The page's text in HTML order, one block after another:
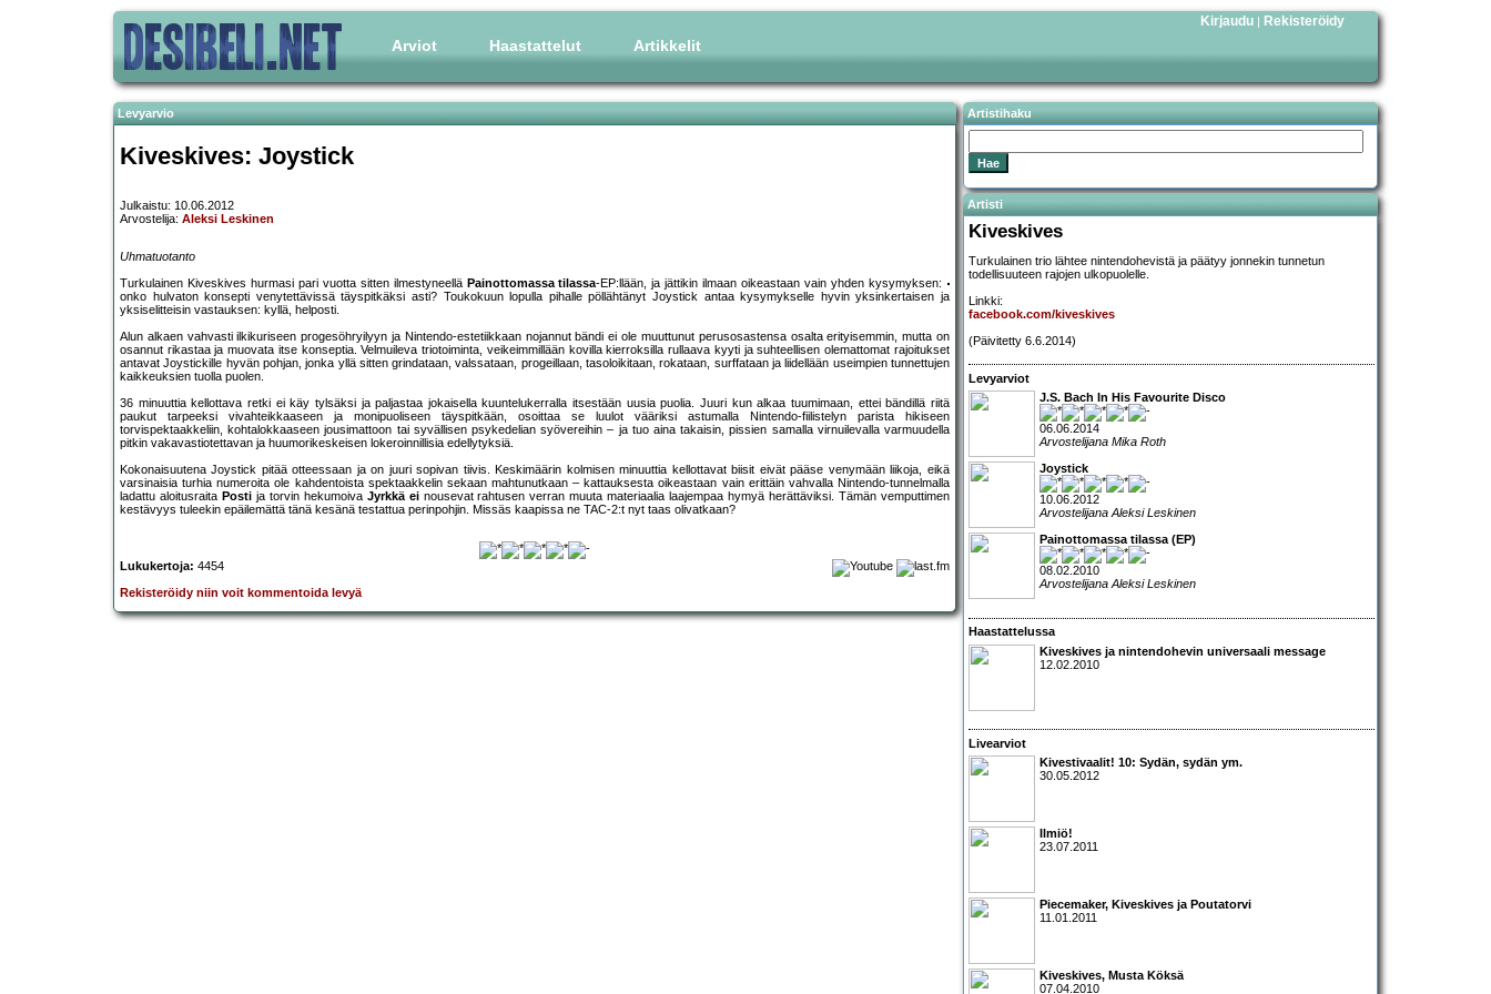
Arviot Haastattelut Artikkelit
Kirjaudu | Rekisteröidy
Levyarvio
Kiveskives: Joystick
Julkaistu: 10.06.2012
Arvostelija: Aleksi Leskinen
Uhmatuotanto
Turkulainen Kiveskives hurmasi pari vuotta sitten ilmestyneellä Painottomassa tilassa-EP:llään, ja jättikin ilmaan oikeastaan vain yhden kysymyksen:
onko hulvaton konsepti venytettävissä täyspitkäksi asti? Toukokuun lopulla pihalle pöllähtänyt Joystick antaa kysymykselle hyvin yksinkertaisen ja
yksiselitteisin vastauksen: kyllä, helposti.
Alun alkaen vahvasti ilkikuriseen progesöhryilyyn ja Nintendo-estetiikkaan nojannut bändi ei ole muuttunut perusosastensa osalta erityisemmin, mutta on
osannut rikastaa ja muovata itse konseptia. Velmuileva triotoiminta, veikeimmillään kovilla kierroksilla rullaava kyyti ja suhteellisen olemattomat rajoitukset
antavat Joystickille hyvän pohjan, jonka yllä sitten grindataan, valssataan, progeillaan, tasoloikitaan, rokataan, surffataan ja liidellään useimpien tunnettujen
kaikkeuksien tuolla puolen.
36 minuuttia kellottava retki ei käy tylsäksi ja paljastaa jokaisella kuuntelukerralla itsestään uusia puolia. Juuri kun alkaa tuumimaan, ettei bändillä riitä
paukut tarpeeksi vivahteikkaaseen ja monipuoliseen täyspitkään, osoittaa se luulot vääriksi astumalla Nintendo-fiilistelyn parista hikiseen
torvispektaakkeliin, kohtalokkaaseen jousimattoon tai syvällisen psykedelian syövereihin – ja tuo aina takaisin, pissien samalla virnuilevalla varmuudella
pitkin vakavastiotettavan ja huumorikeskeisen lokeroinnillisia edellytyksiä.
Kokonaisuutena Joystick pitää otteessaan ja on juuri sopivan tiivis. Keskimäärin kolmisen minuuttia kellottavat biisit eivät pääse venymään liikoja, eikä
varsinaisia turhia numeroita ole kahdentoista spektaakkelin sekaan mahtunutkaan – kattauksesta oikeastaan vain erittäin vahvalla Nintendo-tunnelmalla
ladattu aloitusraita Postija torvin hekumoiva Jyrkkä einousevat rahtusen verran muuta materiaalia laajempaa hymyä herättäviksi. Tämän vemputtimen
kestävyys tuleekin epäilemättä tänä kesänä testattua perinpohjin. Missäs kaapissa ne TAC-2:t nyt taas olivatkaan?
Lukukertoja: 4454
Rekisteröidy niin voit kommentoida levyä
Artistihaku
Artisti
Kiveskives
Turkulainen trio lähtee nintendohevistä ja päätyy jonnekin tunnetun
todellisuuteen rajojen ulkopuolelle.
Linkki:
facebook.com/kiveskives
(Päivitetty 6.6.2014)
Levyarviot
J.S. Bach In His Favourite Disco
06.06.2014
Arvostelijana Mika Roth
Joystick
10.06.2012
Arvostelijana Aleksi Leskinen
Painottomassa tilassa (EP)
08.02.2010
Arvostelijana Aleksi Leskinen
Haastattelussa
Kiveskives ja nintendohevin universaali message
12.02.2010
Livearviot
Kivestivaalit! 10: Sydän, sydän ym.
30.05.2012
Ilmiö!
23.07.2011
Piecemaker, Kiveskives ja Poutatorvi
11.01.2011
Kiveskives, Musta Köksä
07.04.2010